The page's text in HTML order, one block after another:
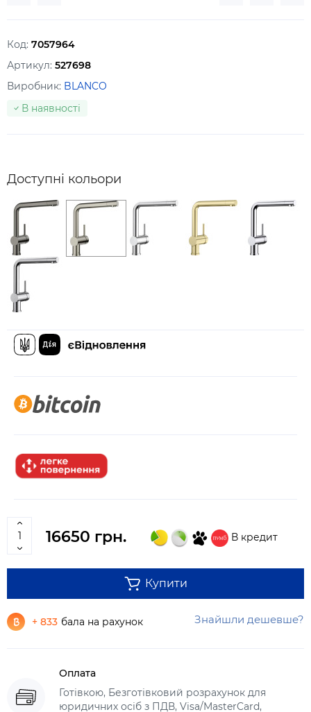
Код: 7057964
Артикул: 527698
Виробник: BLANCO
В наявності
Доступні кольори
16650 грн. В кредит
Купити
+ 833 бала на рахунок Знайшли дешевше?
Оплата
Готівкою, Безготівковий розрахунок для
юридичних осіб з ПДВ, Visa/MasterCard,